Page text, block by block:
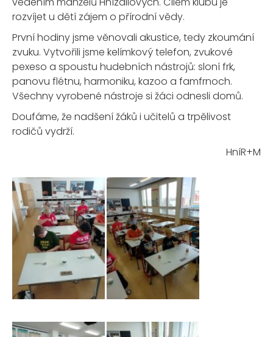
rozvíjet u dětí zájem o přírodní vědy.
První hodiny jsme věnovali akustice, tedy zkoumání
zvuku. Vytvořili jsme kelímkový telefon, zvukové
pexeso a spoustu hudebních nástrojů: sloní frk,
panovu flétnu, harmoniku, kazoo a famfrnoch.
Všechny vyrobené nástroje si žáci odnesli domů.
Doufáme, že nadšení žáků i učitelů a trpělivost
rodičů vydrží.
HníR+M